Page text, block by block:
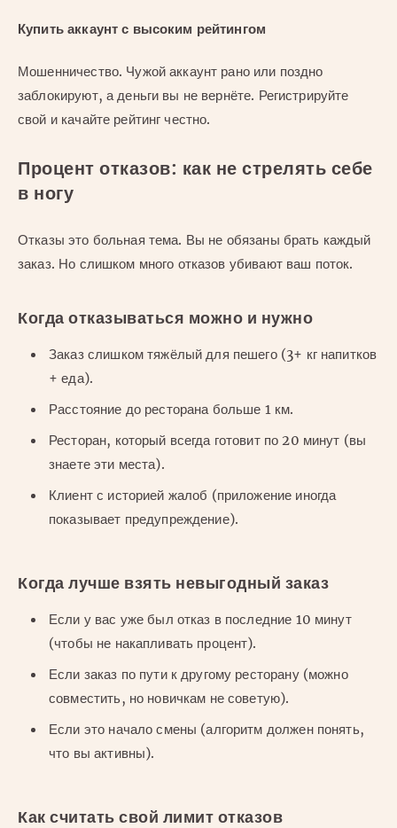
Купить аккаунт с высоким рейтингом
Мошенничество. Чужой аккаунт рано или поздно
заблокируют, а деньги вы не вернёте. Регистрируйте
свой и качайте рейтинг честно.
Процент отказов: как не стрелять себе
в ногу
Отказы это больная тема. Вы не обязаны брать каждый
заказ. Но слишком много отказов убивают ваш поток.
Когда отказываться можно и нужно
Заказ слишком тяжёлый для пешего (3+ кг напитков
+ еда).
Расстояние до ресторана больше 1 км.
Ресторан, который всегда готовит по 20 минут (вы
знаете эти места).
Клиент с историей жалоб (приложение иногда
показывает предупреждение).
Когда лучше взять невыгодный заказ
Если у вас уже был отказ в последние 10 минут
(чтобы не накапливать процент).
Если заказ по пути к другому ресторану (можно
совместить, но новичкам не советую).
Если это начало смены (алгоритм должен понять,
что вы активны).
Как считать свой лимит отказов